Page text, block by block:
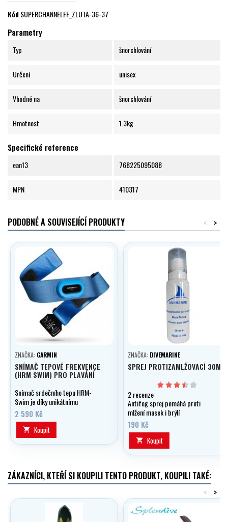
KódSUPERCHANNELFF_ZLUTA-36-37
Parametry
Typ šnorchlování
Určení unisex
Vhodné na šnorchlování
Hmotnost 1.3kg
Specifické reference
ean13 768225095088
MPN 410317
PODOBNÉ A SOUVISEJÍCÍ PRODUKTY >
<
ZNAČKA: GARMIN
SNÍMAČ TEPOVÉ FREKVENCE
(HRM SWIM) PRO PLAVÁNÍ
Snímač srdečního tepu HRM-
Swim je díky unikátnímu
přilnavému povrchu ideální pro
plavání v bazénu. Snímač je v
podobě hrudního pásu a na rozdíl
od běžných snímačů dokáže
vydržet na svém místě i během
2 590 Kč
 Koupit
ZNAČKA: DIVEMARINE
SPREJ PROTIZAMLŽOVACÍ 30ML
2 recenze
Antifog sprej pomáhá proti
mlžení masek i brýlí
190 Kč
 Koupit
ZÁKAZNÍCI, KTEŘÍ SI KOUPILI TENTO PRODUKT, KOUPILI TAKÉ:
>
<